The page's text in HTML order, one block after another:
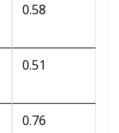
0.58
0.51
0.76